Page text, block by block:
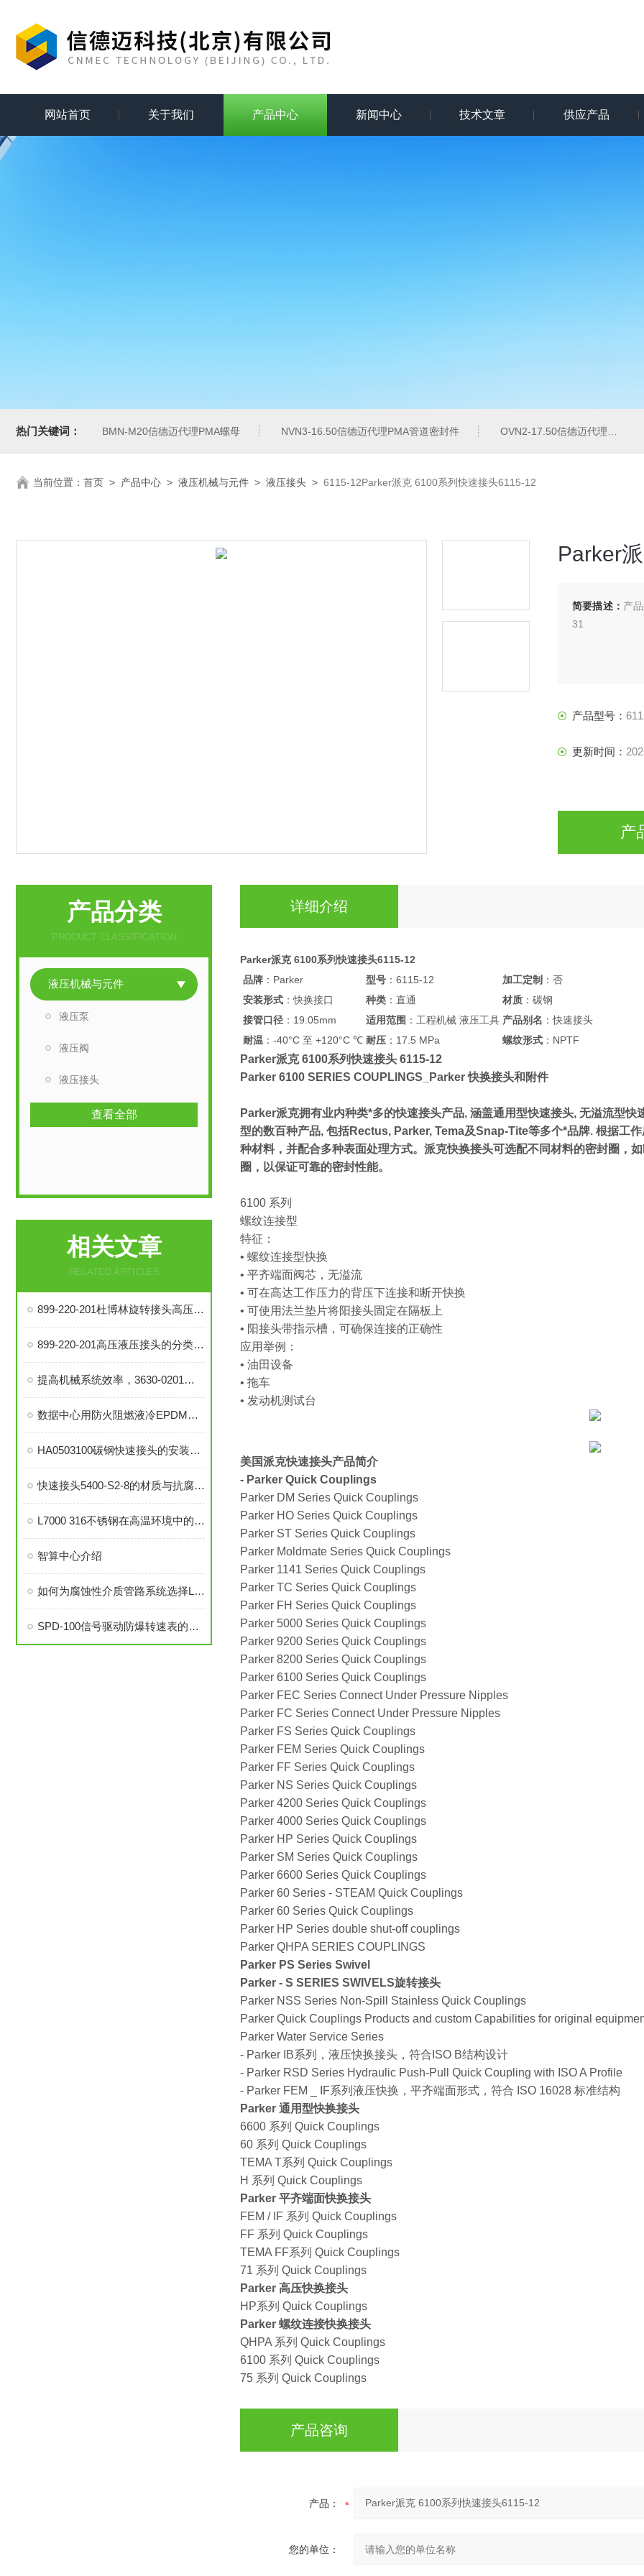
网站首页 关于我们 产品中心 新闻中心 技术文章 供应产品
热门关键词： BMN-M20信德迈代理PMA螺母 NVN3-16.50信德迈代理PMA管道密封件 OVN2-17.50信德迈代理PMA导管夹
当前位置： 首页 > 产品中心 > 液压机械与元件 > 液压接头 > 6115-12Parker派克 6100系列快速接头6115-12
Parker
简要描述： 产
31
产品型号：
更新时间：
产
产品分类
PRODUCT CLASSIFICATION
液压机械与元件
液压泵
液压阀
液压接头
查看全部
相关文章
RELATED ARTICLES
899-220-201杜博林旋转接头高压液压接头的安装、调试与维护技巧
899-220-201高压液压接头的分类和注意事项
提高机械系统效率，3630-0201旋转接头的优势分析
数据中心用防火阻燃液冷EPDM橡胶软管-UL94 V0认证
HA0503100碳钢快速接头的安装与维护指南
快速接头5400-S2-8的材质与抗腐蚀性探讨
L7000 316不锈钢在高温环境中的应用与性能分析
智算中心介绍
如何为腐蚀性介质管路系统选择L7000 316不锈钢部件？
SPD-100信号驱动防爆转速表的安装与调试步骤详解
详细介绍
Parker派克 6100系列快速接头6115-12
品牌 ：Parker 型号 ：6115-12 加工定制 ：否
安装形式 ：快换接口 种类 ：直通 材质 ：碳钢
接管口径 ：19.05mm 适用范围 ：工程机械 液压工具 产品别名 ：快速接头
耐温 ：-40°C 至 +120°C ℃ 耐压 ：17.5 MPa 螺纹形式 ：NPTF
Parker派克 6100系列快速接头 6115-12
Parker 6100 SERIES COUPLINGS_Parker 快换接头和附件
Parker派克拥有业内种类*多的快速接头产品, 涵盖通用型快速接头, 无溢流型
型的数百种产品, 包括Rectus, Parker, Tema及Snap-Tite等多个*品牌. 根据工
种材料，并配合多种表面处理方式。派克快换接头可选配不同材料的密封圈，
圈，以保证可靠的密封性能。
6100 系列
螺纹连接型
特征：
• 螺纹连接型快换
• 平齐端面阀芯，无溢流
• 可在高达工作压力的背压下连接和断开快换
• 可使用法兰垫片将阳接头固定在隔板上
• 阳接头带指示槽，可确保连接的正确性
应用举例：
• 油田设备
• 拖车
• 发动机测试台
美国派克快速接头产品简介
- Parker Quick Couplings
Parker DM Series Quick Couplings
Parker HO Series Quick Couplings
Parker ST Series Quick Couplings
Parker Moldmate Series Quick Couplings
Parker 1141 Series Quick Couplings
Parker TC Series Quick Couplings
Parker FH Series Quick Couplings
Parker 5000 Series Quick Couplings
Parker 9200 Series Quick Couplings
Parker 8200 Series Quick Couplings
Parker 6100 Series Quick Couplings
Parker FEC Series Connect Under Pressure Nipples
Parker FC Series Connect Under Pressure Nipples
Parker FS Series Quick Couplings
Parker FEM Series Quick Couplings
Parker FF Series Quick Couplings
Parker NS Series Quick Couplings
Parker 4200 Series Quick Couplings
Parker 4000 Series Quick Couplings
Parker HP Series Quick Couplings
Parker SM Series Quick Couplings
Parker 6600 Series Quick Couplings
Parker 60 Series - STEAM Quick Couplings
Parker 60 Series Quick Couplings
Parker HP Series double shut-off couplings
Parker QHPA SERIES COUPLINGS
Parker PS Series Swivel
Parker - S SERIES SWIVELS旋转接头
Parker NSS Series Non-Spill Stainless Quick Couplings
Parker Quick Couplings Products and custom Capabilities for original
Parker Water Service Series
- Parker IB系列，液压快换接头，符合ISO B结构设计
- Parker RSD Series Hydraulic Push-Pull Quick Coupling with ISO A Profile
- Parker FEM _ IF系列液压快换，平齐端面形式，符合 ISO 16028 标准结构
Parker 通用型快换接头
6600 系列 Quick Couplings
60 系列 Quick Couplings
TEMA T系列 Quick Couplings
H 系列 Quick Couplings
Parker 平齐端面快换接头
FEM / IF 系列 Quick Couplings
FF 系列 Quick Couplings
TEMA FF系列 Quick Couplings
71 系列 Quick Couplings
Parker 高压快换接头
HP系列 Quick Couplings
Parker 螺纹连接快换接头
QHPA 系列 Quick Couplings
6100 系列 Quick Couplings
75 系列 Quick Couplings
产品咨询
产品：
您的单位：